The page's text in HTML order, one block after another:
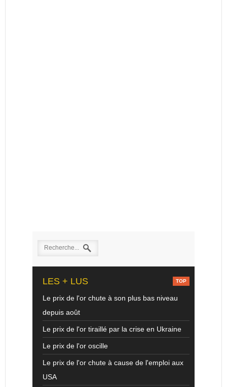
LES + LUS
Le prix de l'or chute à son plus bas niveau
depuis août
Le prix de l'or tiraillé par la crise en Ukraine
Le prix de l'or oscille
Le prix de l'or chute à cause de l'emploi aux
USA